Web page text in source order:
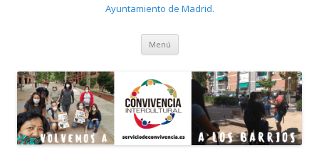
Ayuntamiento de Madrid.
Menú Saltar
contenido